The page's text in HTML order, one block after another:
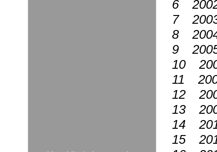
6
7
8
9
10
11
12
13
14
15